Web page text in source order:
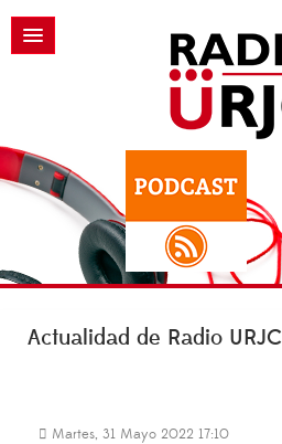
Actualidad de Radio URJC
Martes, 31 Mayo 2022 17:10